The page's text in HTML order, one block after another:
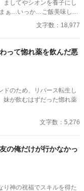
」が幕を開ける。
ましてやシオンを養子にし
文字数：18,977
って惚れ薬を飲んだ悪
ドのため、リバース転生し
妹が飲むはずだった惚れ薬
文字数：5,276
の俺だけが行かなかっ
り神の祝福でスキルを得た